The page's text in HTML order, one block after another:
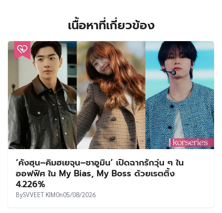
เนื้อหาที่เกี่ยวข้อง
‘คังฮุน–คิมฮเยจุน–ชาอูมิน’ เปิดฉากรักวุ่น ๆ ใน
ออฟฟิศ ใน My Bias, My Boss ด้วยเรตติ้ง
4.226%
BySVVEET KIMOn05/08/2026